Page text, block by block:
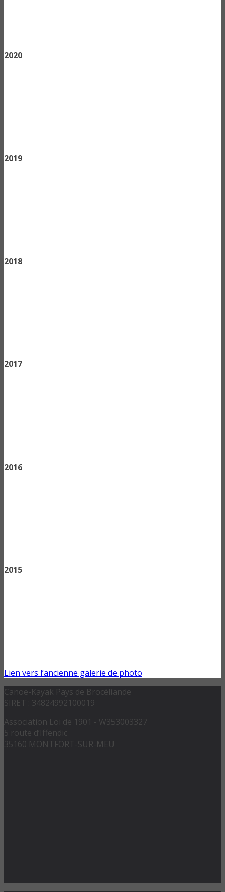
2020
2019
2018
2017
2016
2015
Lien vers l’ancienne galerie de photo
Canoë-Kayak Pays de Brocéliande
SIRET : 34824992100019
Association Loi de 1901 - W353003327
5 route d’Iffendic
35160 MONTFORT-SUR-MEU